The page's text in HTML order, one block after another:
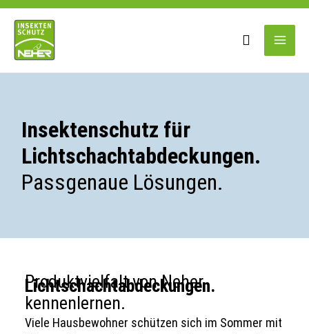
Zum
Inhalt
springen
Main
Insektenschutz für
Lichtschachtabdeckungen.
Passgenaue Lösungen.
Lichtschachtabdeckungen.
Produktvielfalt von Neher
kennenlernen.
Viele Hausbewohner schützen sich im Sommer mit